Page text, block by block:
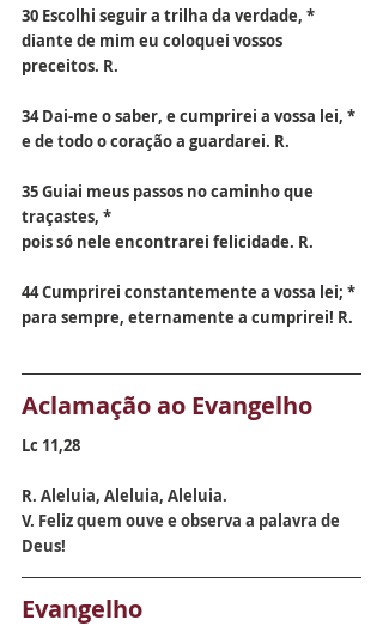
30 Escolhi seguir a trilha da verdade, *
diante de mim eu coloquei vossos
preceitos. R.
34 Dai-me o saber, e cumprirei a vossa lei, *
e de todo o coração a guardarei. R.
35 Guiai meus passos no caminho que
traçastes, *
pois só nele encontrarei felicidade. R.
44 Cumprirei constantemente a vossa lei; *
para sempre, eternamente a cumprirei! R.
Aclamação ao Evangelho
Lc 11,28
R. Aleluia, Aleluia, Aleluia.
V. Feliz quem ouve e observa a palavra de
Deus!
Evangelho